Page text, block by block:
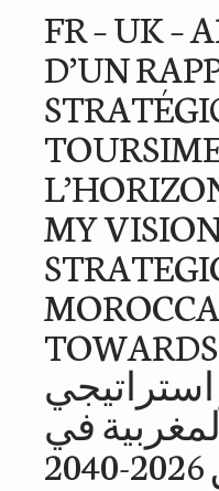
FR – UK –
D’UN
MY
TOWARDS
استراتيجي
في